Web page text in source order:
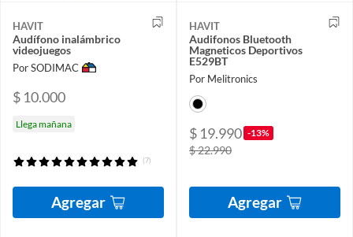
HAVIT
Audífono inalámbrico
videojuegos
Por SODIMAC
$ 10.000
Llega mañana
(7)
Agregar
HAVIT
Audifonos Bluetooth
Magneticos Deportivos
E529BT
Por Melitronics
$ 19.990 -13%
$ 22.990
Agregar